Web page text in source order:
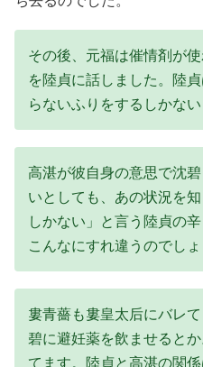
その後、元福は催情剤が
を陸貞に話しました。陸
らないふりをするしかない
高湛が彼自身の意思で沈
いとしても、あの状況を
しかない」と言う陸貞の
こんなにすれ違うのでしょ
婁青薔も婁皇太后にバレ
碧に避妊薬を飲ませると
てます。陸貞と高湛の関